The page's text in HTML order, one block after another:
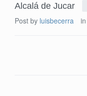
Alcalá de Jucar
Post by luisbecerra in